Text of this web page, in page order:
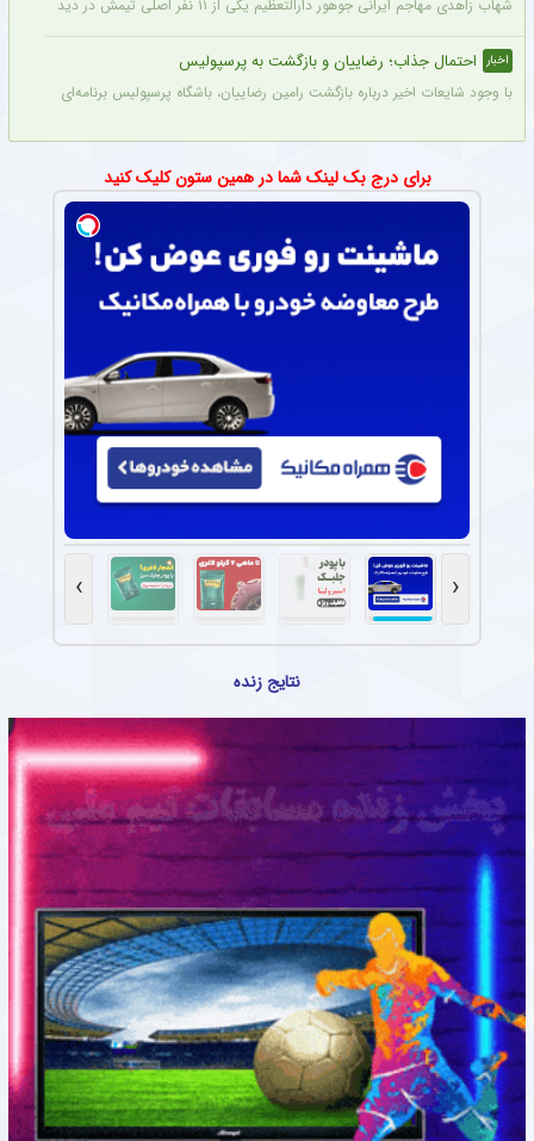
شهاب زاهدی مهاجم ایرانی جوهور دارالتعظیم یکی از ۱۱ نفر اصلی تیمش در دیدار تدارکاتی برابر چلسی است.
اخبار احتمال جذاب؛ رضاییان و بازگشت به پرسپولیس
با وجود شایعات اخیر درباره بازگشت رامین رضاییان، باشگاه پرسپولیس برنامه‌ای برای
برای درج بک لینک شما در همین ستون کلیک کنید
‹
›
نتایج زنده